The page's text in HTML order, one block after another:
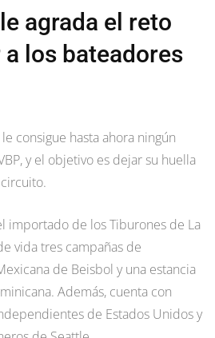
agrada el reto
los bateadores
consigue hasta ahora ningún
y el objetivo es dejar su huella
importado de los Tiburones de La
vida tres campañas de
de Beisbol y una estancia
Además, cuenta con
de Estados Unidos y